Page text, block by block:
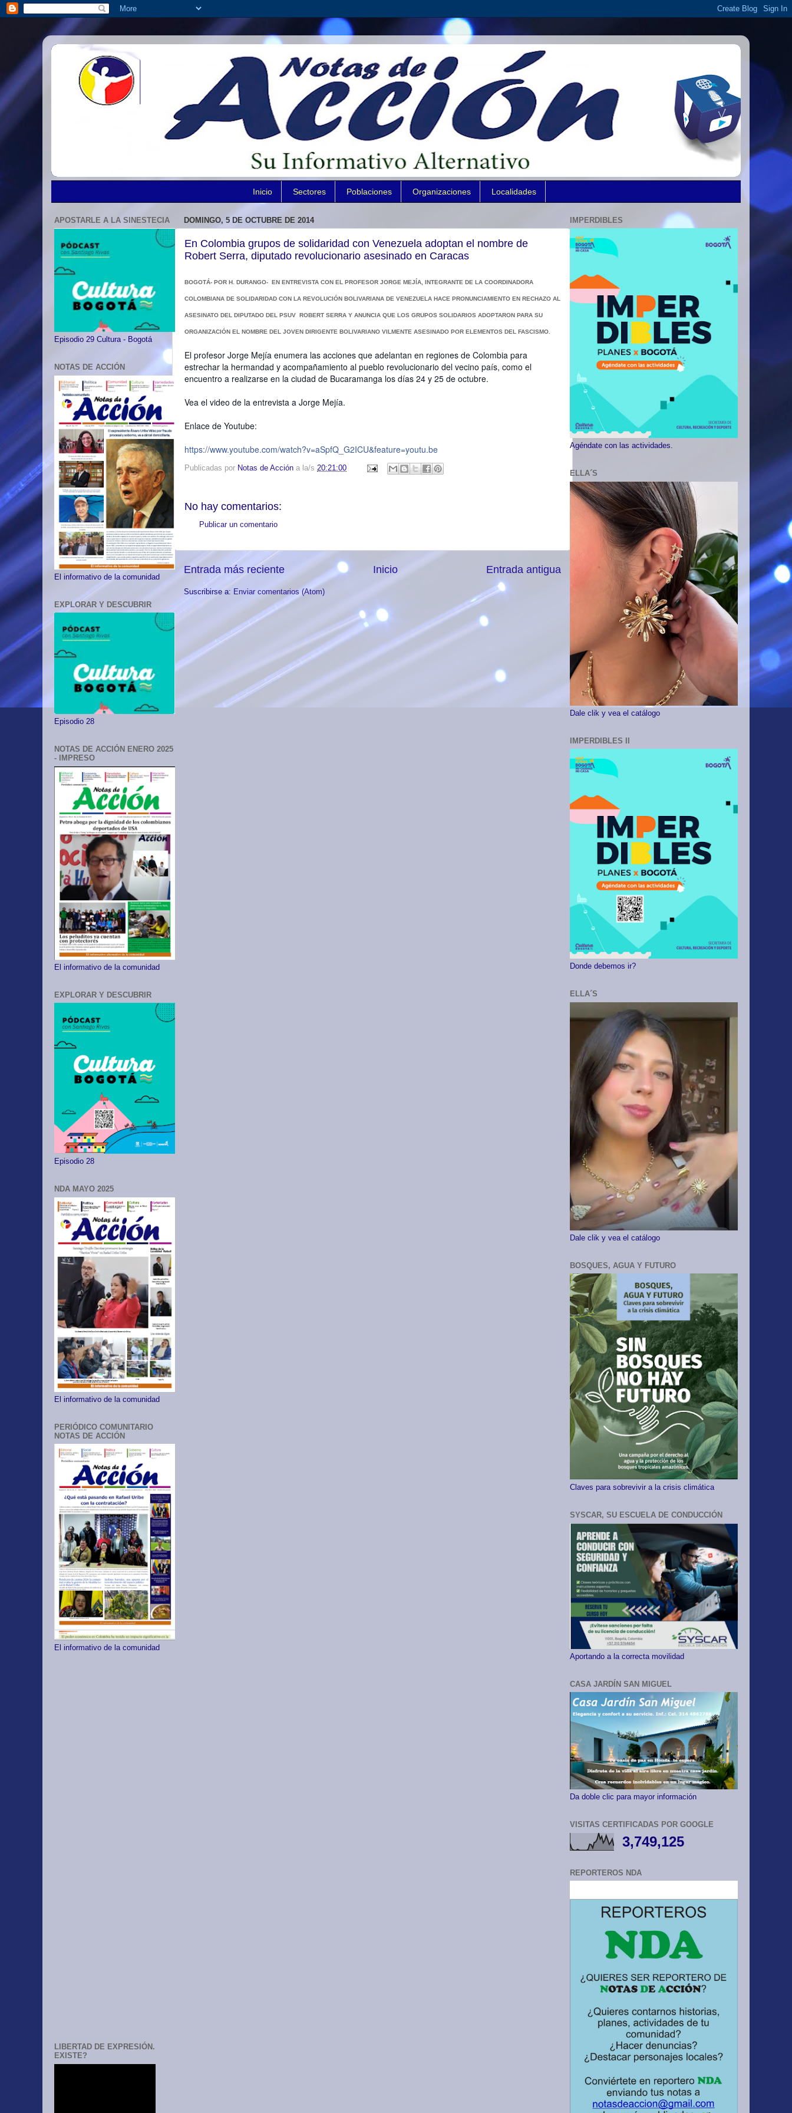
Inicio Sectores Poblaciones Organizaciones Localidades
DOMINGO, 5 DE OCTUBRE DE 2014
En Colombia grupos de solidaridad con Venezuela adoptan el nombre de
Robert Serra, diputado revolucionario asesinado en Caracas
BOGOTÁ- POR H. DURANGO- EN ENTREVISTA CON EL PROFESOR JORGE MEJÍA, INTEGRANTE DE LA COORDINADORA
COLOMBIANA DE SOLIDARIDAD CON LA REVOLUCIÓN BOLIVARIANA DE VENEZUELA HACE PRONUNCIAMIENTO EN RECHAZO AL
ASESINATO DEL DIPUTADO DEL PSUV ROBERT SERRA Y ANUNCIA QUE LOS GRUPOS SOLIDARIOS ADOPTARON PARA SU
ORGANIZACIÓN EL NOMBRE DEL JOVEN DIRIGENTE BOLIVARIANO VILMENTE ASESINADO POR ELEMENTOS DEL FASCISMO.
El profesor Jorge Mejía enumera las acciones que adelantan en regiones de Colombia para
estrechar la hermandad y acompañamiento al pueblo revolucionario del vecino país, como el
encuentro a realizarse en la ciudad de Bucaramanga los días 24 y 25 de octubre.
Vea el video de la entrevista a Jorge Mejía.
Enlace de Youtube:
https://www.youtube.com/watch?v=aSpfQ_G2ICU&feature=youtu.be
Publicadas por Notas de Acción a la/s 20:21:00
No hay comentarios:
Publicar un comentario
Entrada más reciente Entrada antigua
Inicio
Suscribirse a: Enviar comentarios (Atom)
APOSTARLE A LA SINESTECIA
Episodio 29 Cultura - Bogotá
NOTAS DE ACCIÓN
El informativo de la comunidad
EXPLORAR Y DESCUBRIR
Episodio 28
NOTAS DE ACCIÓN ENERO 2025
- IMPRESO
El informativo de la comunidad
EXPLORAR Y DESCUBRIR
Episodio 28
NDA MAYO 2025
El informativo de la comunidad
PERIÓDICO COMUNITARIO
NOTAS DE ACCIÓN
El informativo de la comunidad
LIBERTAD DE EXPRESIÓN.
EXISTE?
IMPERDIBLES
Agéndate con las actividades.
ELLA´S
Dale clik y vea el catálogo
IMPERDIBLES II
Donde debemos ir?
ELLA´S
Dale clik y vea el catálogo
BOSQUES, AGUA Y FUTURO
Claves para sobrevivir a la crisis climática
SYSCAR, SU ESCUELA DE CONDUCCIÓN
Aportando a la correcta movilidad
CASA JARDÍN SAN MIGUEL
Da doble clic para mayor información
VISITAS CERTIFICADAS POR GOOGLE
3,749,125
REPORTEROS NDA